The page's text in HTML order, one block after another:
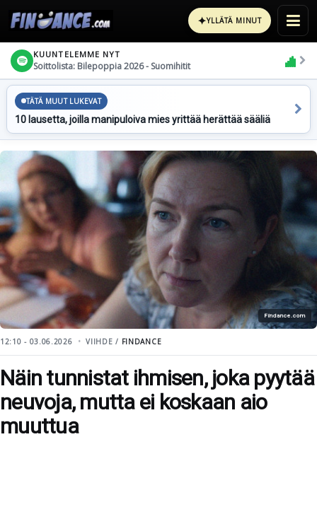
✦YLLÄTÄ MINUT
KUUNTELEMME NYT
Soittolista: Bilepoppia 2026 - Suomihitit
TÄTÄ MUUT LUKEVAT
10 lausetta, joilla manipuloiva mies yrittää herättää sääliä
Findance.com
12:10 - 03.06.2026 VIIHDE / FINDANCE
Näin tunnistat ihmisen, joka pyytää
neuvoja, mutta ei koskaan aio
muuttua